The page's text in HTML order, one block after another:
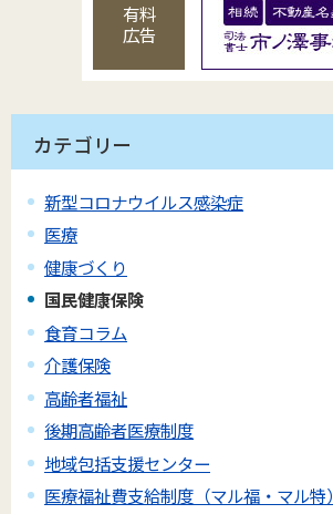
有料
広告
カテゴリー
新型コロナウイルス感染症
医療
健康づくり
国民健康保険
食育コラム
介護保険
高齢者福祉
後期高齢者医療制度
地域包括支援センター
医療福祉費支給制度（マル福・マル特）